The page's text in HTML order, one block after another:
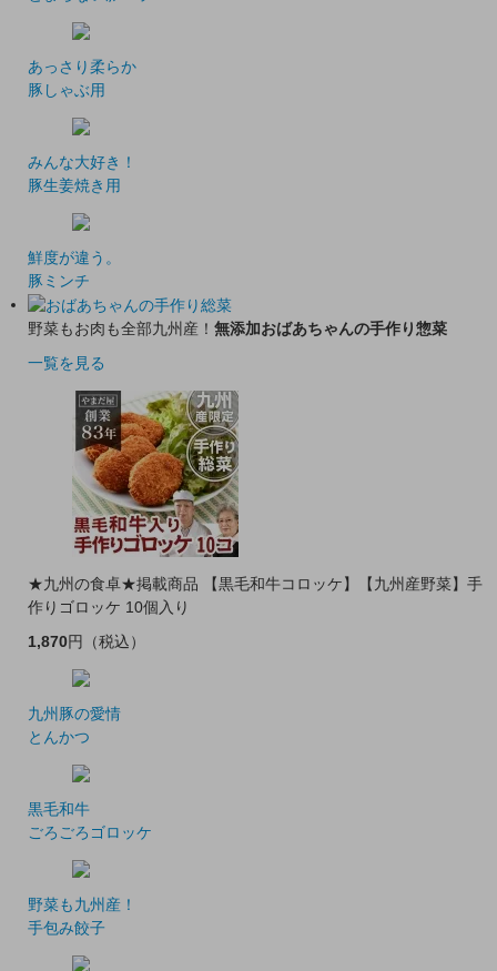
あっさり柔らか
豚しゃぶ用
みんな大好き！
豚生姜焼き用
鮮度が違う。
豚ミンチ
野菜もお肉も全部九州産！ 無添加おばあちゃんの手作り惣菜
一覧を見る
★九州の食卓★掲載商品 【黒毛和牛コロッケ】【九州産野菜】手
作りゴロッケ 10個入り
1,870円 （税込）
九州豚の愛情
とんかつ
黒毛和牛
ごろごろゴロッケ
野菜も九州産！
手包み餃子